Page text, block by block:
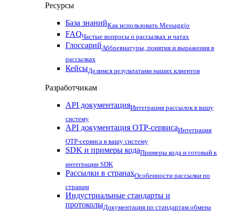
Ресурсы
База знанийКак использовать Messaggio
FAQЧастые вопросы о рассылках и чатах
ГлоссарийАббревиатуры, понятия и выражения в
рассылках
КейсыДелимся результатами наших клиентов
Разработчикам
API документацияИнтеграция рассылок в вашу
систему
API документация OTP-сервисаИнтеграция
OTP-сервиса в вашу систему
SDK и примеры кодаПримеры кода и готовый к
интеграции SDK
Рассылки в странахОсобенности рассылки по
странам
Индустриальные стандарты и
протоколыДокументация по стандартам обмена